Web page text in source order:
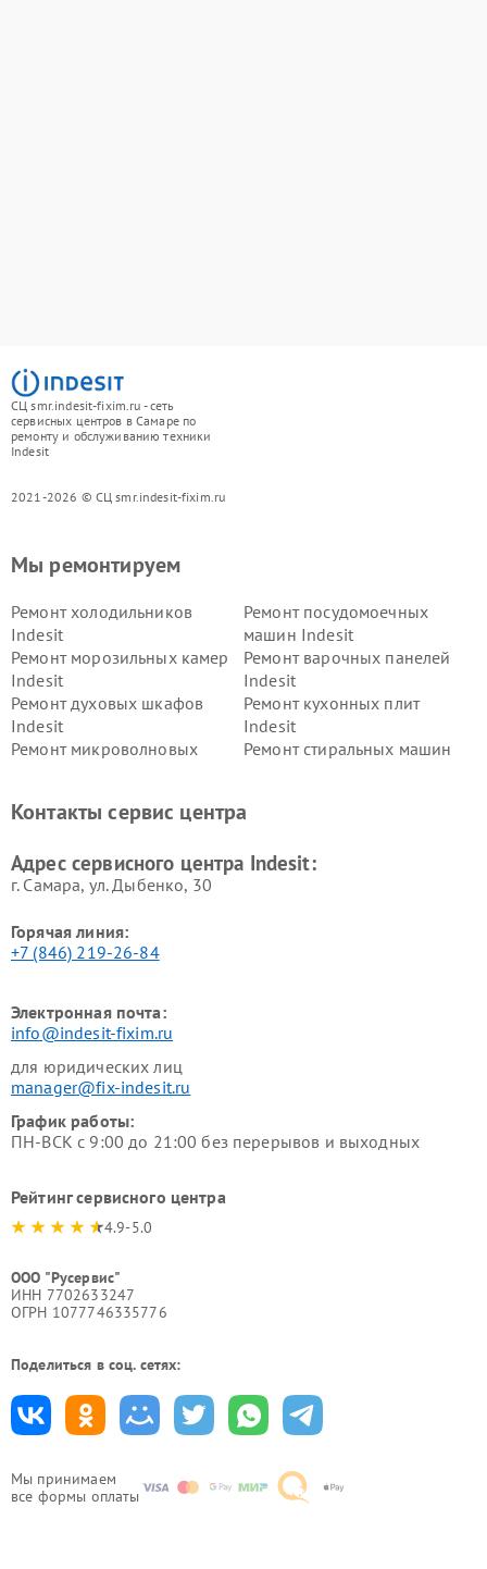
СЦ smr.indesit-fixim.ru - сеть
сервисных центров в Самаре по
ремонту и обслуживанию техники
Indesit
2021-2026 © СЦ smr.indesit-fixim.ru
Мы принимаем
все формы оплаты
Мы ремонтируем
Ремонт холодильников
Indesit
Ремонт посудомоечных
машин Indesit
Ремонт морозильных камер
Indesit
Ремонт варочных панелей
Indesit
Ремонт духовых шкафов
Indesit
Ремонт кухонных плит
Indesit
Ремонт микроволновых
Ремонт стиральных машин
Indesit
Indesit
Контакты сервис центра
Адрес сервисного центра Indesit:
г. Самара, ул. Дыбенко, 30
Горячая линия:
+7 (846) 219-26-84
Электронная почта:
info@indesit-fixim.ru
для юридических лиц
manager@fix-indesit.ru
График работы:
ПН-ВСК с 9:00 до 21:00 без перерывов и выходных
Рейтинг сервисного центра
4.9-5.0
ООО "Русервис"
ИНН 7702633247
ОГРН 1077746335776
Поделиться в соц. сетях: